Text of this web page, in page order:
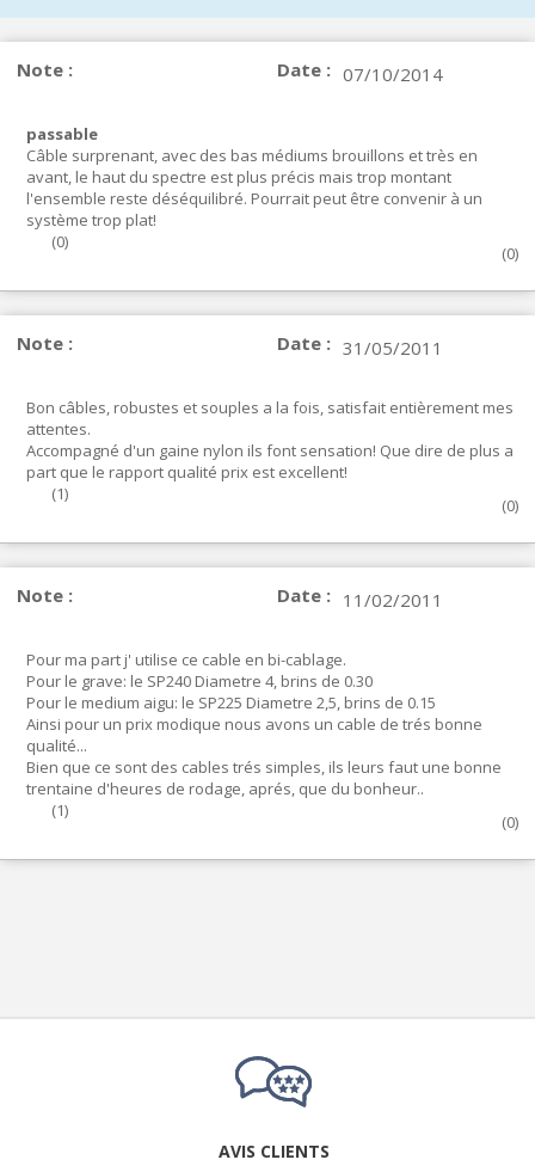
Note : Date : 07/10/2014
passable
Câble surprenant, avec des bas médiums brouillons et très en
avant, le haut du spectre est plus précis mais trop montant
l'ensemble reste déséquilibré. Pourrait peut être convenir à un
système trop plat!
(0)
(0)
Note : Date : 31/05/2011
Bon câbles, robustes et souples a la fois, satisfait entièrement mes
attentes.
Accompagné d'un gaine nylon ils font sensation! Que dire de plus a
part que le rapport qualité prix est excellent!
(1)
(0)
Note : Date : 11/02/2011
Pour ma part j' utilise ce cable en bi-cablage.
Pour le grave: le SP240 Diametre 4, brins de 0.30
Pour le medium aigu: le SP225 Diametre 2,5, brins de 0.15
Ainsi pour un prix modique nous avons un cable de trés bonne
qualité...
Bien que ce sont des cables trés simples, ils leurs faut une bonne
trentaine d'heures de rodage, aprés, que du bonheur..
(1)
(0)
AVIS CLIENTS